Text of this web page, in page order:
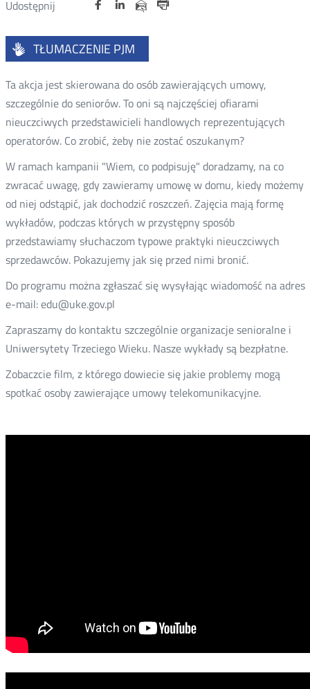
Udostępnij
portalu
Twitter
portalu
Facebook
portalu
Linkedin
e-
mail
TŁUMACZENIE PJM
Ta akcja jest skierowana do osób zawierających umowy,
szczególnie do seniorów. To oni są najczęściej ofiarami
nieuczciwych przedstawicieli handlowych reprezentujących
operatorów. Co zrobić, żeby nie zostać oszukanym?
W ramach kampanii "Wiem, co podpisuję" doradzamy, na co
zwracać uwagę, gdy zawieramy umowę w domu, kiedy możemy
od niej odstąpić, jak dochodzić roszczeń. Zajęcia mają formę
wykładów, podczas których w przystępny sposób
przedstawiamy słuchaczom typowe praktyki nieuczciwych
sprzedawców. Pokazujemy jak się przed nimi bronić.
Do programu można zgłaszać się wysyłając wiadomość na adres
e-mail: edu@uke.gov.pl
Zapraszamy do kontaktu szczególnie organizacje senioralne i
Uniwersytety Trzeciego Wieku. Nasze wykłady są bezpłatne.
Zobaczcie film, z którego dowiecie się jakie problemy mogą
spotkać osoby zawierające umowy telekomunikacyjne.